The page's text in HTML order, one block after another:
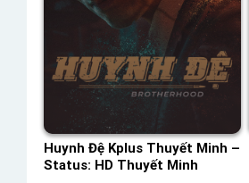
Huynh Đệ Kplus Thuyết Minh –
Status: HD Thuyết Minh